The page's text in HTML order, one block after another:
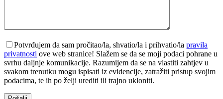
Potvrđujem da sam pročitao/la, shvatio/la i prihvatio/la pravila
privatnosti ove web stranice! Slažem se da se moji podaci pohrane u
svrhu daljnje komunikacije. Razumijem da se na vlastiti zahtjev u
svakom trenutku mogu ispisati iz evidencije, zatražiti pristup svojim
podacima, te ih po želji urediti ili trajno ukloniti.